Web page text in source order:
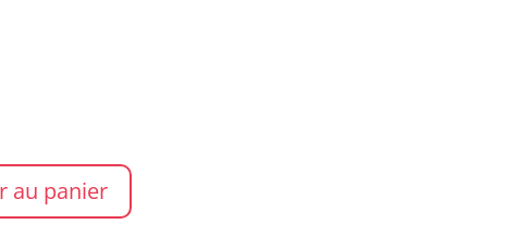
au panier